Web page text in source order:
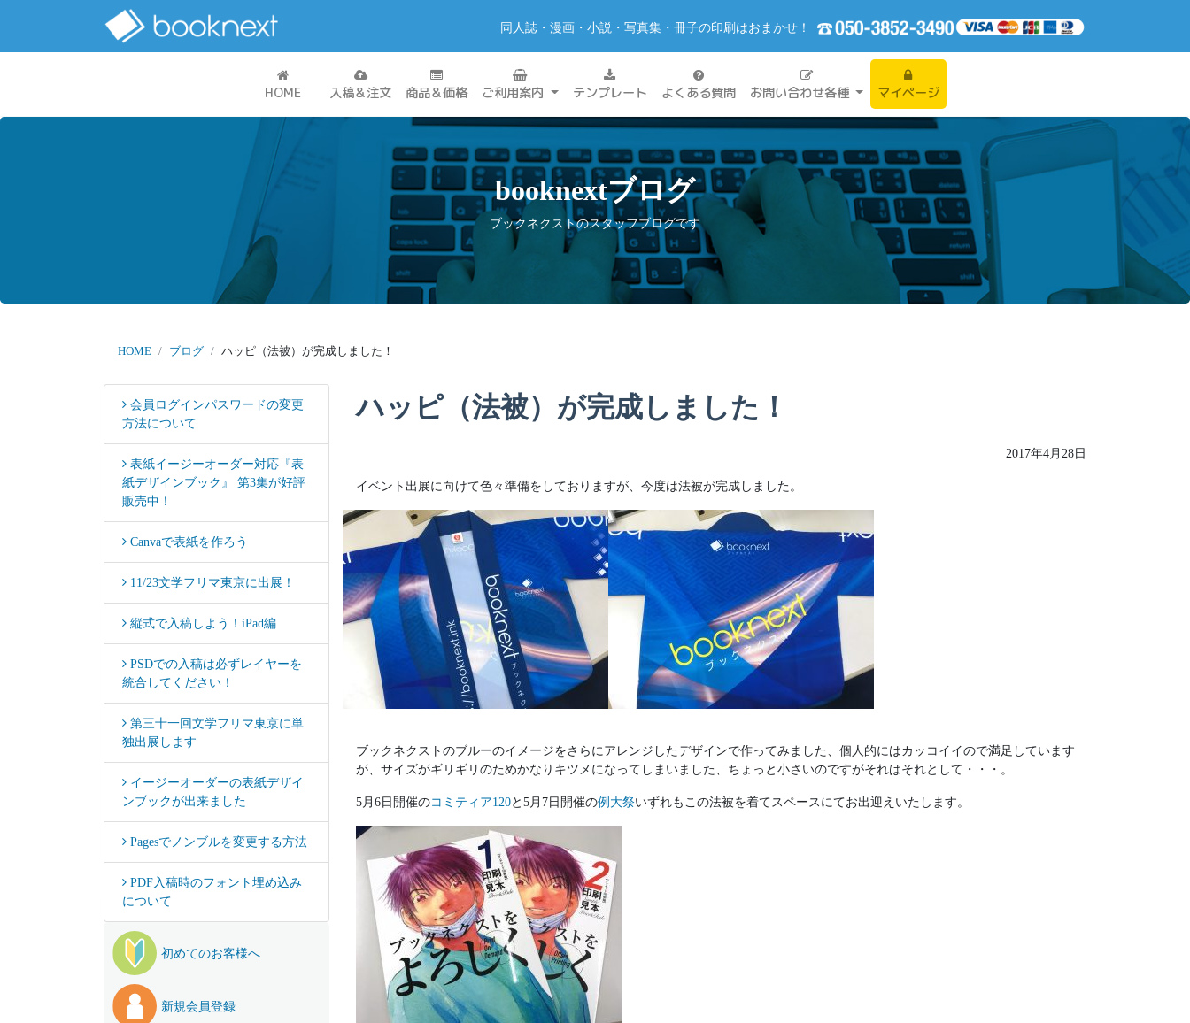
同人誌・漫画・小説・写真集・冊子の印刷はおまかせ！
HOME 入稿＆注文 商品＆価格 ご利用案内 テンプレート よくある質問 お問い合わせ各種 マイページ
booknextブログ
ブックネクストのスタッフブログです
HOME ブログ ハッピ（法被）が完成しました！
ハッピ（法被）が完成しました！
2017年4月28日
イベント出展に向けて色々準備をしておりますが、今度は法被が完成しました。
ブックネクストのブルーのイメージをさらにアレンジしたデザインで作ってみました、個人的にはカッコイイので満足しています
が、サイズがギリギリのためかなりキツメになってしまいました、ちょっと小さいのですがそれはそれとして・・・。
5月6日開催のコミティア120と5月7日開催の例大祭いずれもこの法被を着てスペースにてお出迎えいたします。
会員ログインパスワードの変更
方法について
表紙イージーオーダー対応『表
紙デザインブック』 第3集が好評
販売中！
Canvaで表紙を作ろう
11/23文学フリマ東京に出展！
縦式で入稿しよう！iPad編
PSDでの入稿は必ずレイヤーを
統合してください！
第三十一回文学フリマ東京に単
独出展します
イージーオーダーの表紙デザイ
ンブックが出来ました
Pagesでノンブルを変更する方法
PDF入稿時のフォント埋め込み
について
初めてのお客様へ
新規会員登録